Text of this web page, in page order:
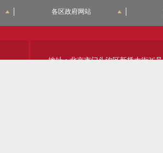
各区政府网站
地址：北京市门头沟区新桥大街36号